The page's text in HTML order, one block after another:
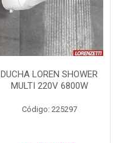
DUCHA LOREN SHOWER
MULTI 220V 6800W
Código: 225297